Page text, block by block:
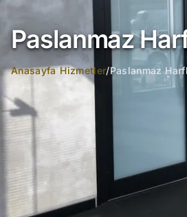
Paslanmaz
Anasayfa/Hizmetler/Paslanmaz